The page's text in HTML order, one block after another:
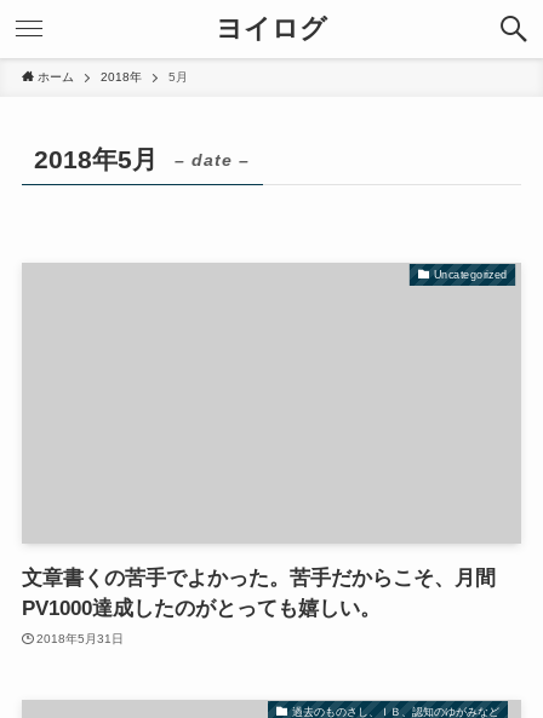
ヨイログ
ホーム 2018年 5月
2018年5月 – date –
Uncategorized
文章書くの苦手でよかった。苦手だからこそ、月間
PV1000達成したのがとっても嬉しい。
2018年5月31日
過去のものさし、ＩＢ、認知のゆがみなど